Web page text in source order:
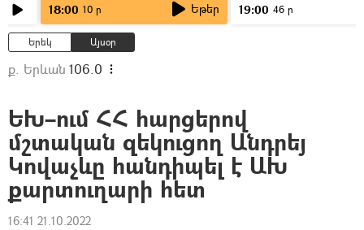
18:00 10 ր Եթեր 19:00 46 ր
Երեկ Այսօր
ք. Երևան 106.0
ԵԽ–ում ՀՀ հարցերով
մշտական զեկուցող Անդրեյ
Կովաչևը հանդիպել է ԱԽ
քարտուղարի հետ
16:41 21.10.2022